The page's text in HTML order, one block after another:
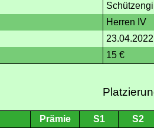
Herren IV
23.04.2022
15 €
Prämie S1 S2